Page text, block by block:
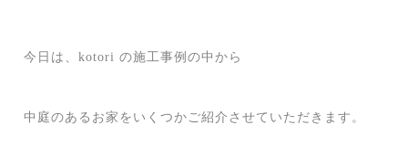
今日は、kotori の施工事例の中から
中庭のあるお家をいくつかご紹介させていただきます。